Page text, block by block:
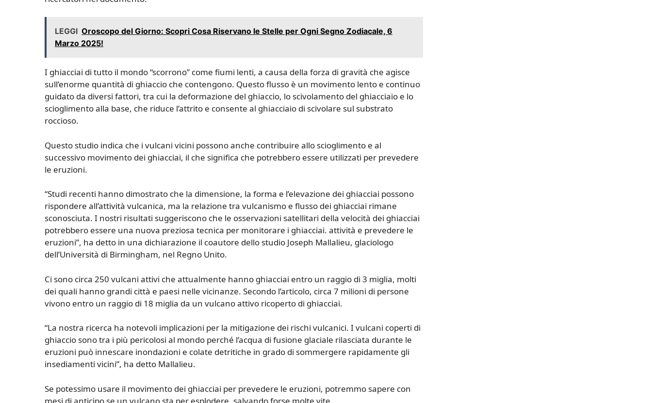
LEGGI Oroscopo del Giorno: Scopri Cosa Riservano le Stelle per Ogni Segno Zodiacale, 6
Marzo 2025!
I ghiacciai di tutto il mondo “scorrono” come fiumi lenti, a causa della forza di gravità che agisce
sull’enorme quantità di ghiaccio che contengono. Questo flusso è un movimento lento e continuo
guidato da diversi fattori, tra cui la deformazione del ghiaccio, lo scivolamento del ghiacciaio e lo
scioglimento alla base, che riduce l’attrito e consente al ghiacciaio di scivolare sul substrato
roccioso.
Questo studio indica che i vulcani vicini possono anche contribuire allo scioglimento e al
successivo movimento dei ghiacciai, il che significa che potrebbero essere utilizzati per prevedere
le eruzioni.
“Studi recenti hanno dimostrato che la dimensione, la forma e l’elevazione dei ghiacciai possono
rispondere all’attività vulcanica, ma la relazione tra vulcanismo e flusso dei ghiacciai rimane
sconosciuta. I nostri risultati suggeriscono che le osservazioni satellitari della velocità dei ghiacciai
potrebbero essere una nuova preziosa tecnica per monitorare i ghiacciai. attività e prevedere le
eruzioni”, ha detto in una dichiarazione il coautore dello studio Joseph Mallalieu, glaciologo
dell’Università di Birmingham, nel Regno Unito.
Ci sono circa 250 vulcani attivi che attualmente hanno ghiacciai entro un raggio di 3 miglia, molti
dei quali hanno grandi città e paesi nelle vicinanze. Secondo l’articolo, circa 7 milioni di persone
vivono entro un raggio di 18 miglia da un vulcano attivo ricoperto di ghiacciai.
“La nostra ricerca ha notevoli implicazioni per la mitigazione dei rischi vulcanici. I vulcani coperti di
ghiaccio sono tra i più pericolosi al mondo perché l’acqua di fusione glaciale rilasciata durante le
eruzioni può innescare inondazioni e colate detritiche in grado di sommergere rapidamente gli
insediamenti vicini”, ha detto Mallalieu.
Se potessimo usare il movimento dei ghiacciai per prevedere le eruzioni, potremmo sapere con
mesi di anticipo se un vulcano sta per esplodere, salvando forse molte vite.